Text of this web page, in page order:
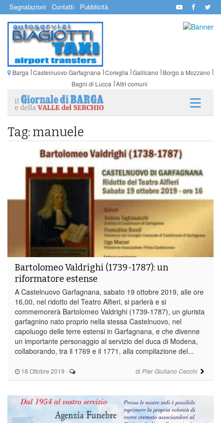
Segnalazioni Contatti Pubblicità
Barga Castelnuovo Garfagnana Coreglia Gallicano
Borgo a Mozzano
Bagni di Lucca Altri comuni
Tag: manuele
18 Ottobre 2019 - di Pier Giuliano Cecchi
Bartolomeo Valdrighi (1739-1787): un
riformatore estense
A Castelnuovo Garfagnana, sabato 19 ottobre 2019, alle ore
16,00, nel ridotto del Teatro Alfieri, si parlerà e si
commemorerà Bartolomeo Valdrighi (1739-1787), un giurista
garfagnino nato proprio nella stessa Castelnuovo, nel
capoluogo delle terre estensi in Garfagnana, e che divenne
un importante personaggio al servizio del duca di Modena,
collaborando, tra il 1769 e il 1771, alla compilazione del...